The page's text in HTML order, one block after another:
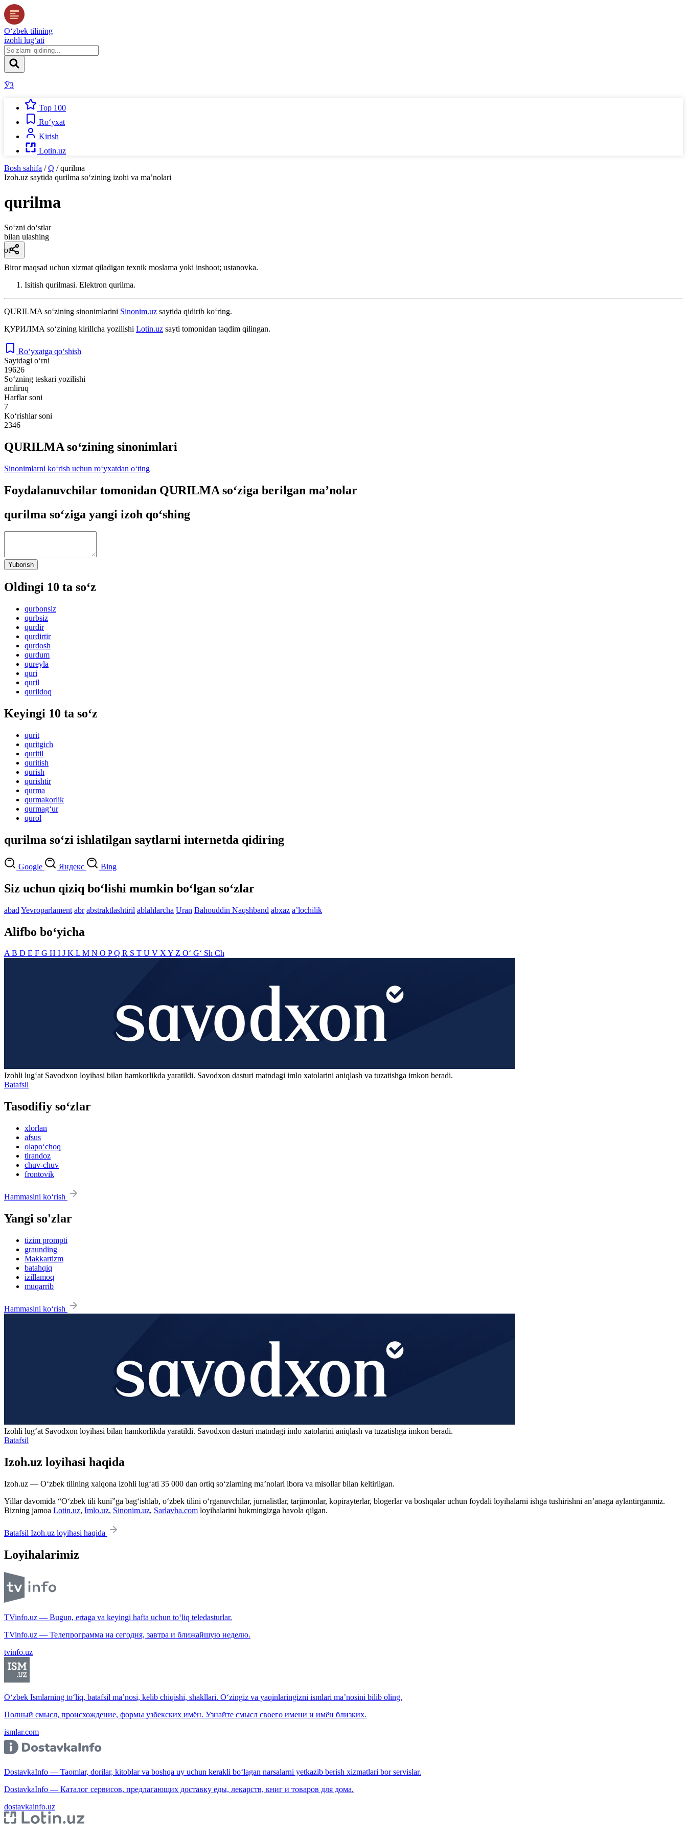
O‘zbek tilining
izohli lug‘ati
ЎЗ
Top 100
Ro‘yxat
Kirish
Lotin.uz
Bosh sahifa / Q / qurilma
Izoh.uz saytida qurilma so‘zining izohi va ma’nolari
qurilma
So‘zni do‘stlar
bilan ulashing
ot
Biror maqsad uchun xizmat qiladigan texnik moslama yoki inshoot; ustanovka.
Isitish qurilmasi. Elektron qurilma.
QURILMA so‘zining sinonimlarini Sinonim.uz saytida qidirib ko‘ring.
ҚУРИЛМА so‘zining kirillcha yozilishi Lotin.uz sayti tomonidan taqdim qilingan.
Ro‘yxatga qo‘shish
Saytdagi o‘rni
19626
So‘zning teskari yozilishi
amliruq
Harflar soni
7
Ko‘rishlar soni
2346
QURILMA so‘zining sinonimlari
Sinonimlarni ko‘rish uchun ro‘yxatdan o‘ting
Foydalanuvchilar tomonidan QURILMA so‘ziga berilgan ma’nolar
qurilma so‘ziga yangi izoh qo‘shing
Yuborish
Oldingi 10 ta so‘z
qurbonsiz
qurbsiz
qurdir
qurdirtir
qurdosh
qurdum
qureyla
quri
quril
qurildoq
Keyingi 10 ta so‘z
qurit
quritgich
quritil
quritish
qurish
qurishtir
qurma
qurmakorlik
qurmag‘ur
qurol
qurilma so‘zi ishlatilgan saytlarni internetda qidiring
Google Яндекс Bing
Siz uchun qiziq bo‘lishi mumkin bo‘lgan so‘zlar
abad Yevroparlament abr abstraktlashtiril ablahlarcha Uran Bahouddin Naqshband abxaz aʼlochilik
Alifbo bo‘yicha
AB D E F G H I J K L M N O PQ R S T U V XY Z O‘ G‘ Sh Ch
Izohli lugʻat Savodxon loyihasi bilan hamkorlikda yaratildi. Savodxon dasturi matndagi imlo xatolarini aniqlash va tuzatishga imkon beradi.
Batafsil
Tasodifiy so‘zlar
xlorlan
afsus
olapo‘choq
tirandoz
chuv-chuv
frontovik
Hammasini ko‘rish
Yangi so'zlar
tizim prompti
graunding
Makkartizm
batahqiq
izillamoq
muqarrib
Hammasini ko‘rish
Izohli lugʻat Savodxon loyihasi bilan hamkorlikda yaratildi. Savodxon dasturi matndagi imlo xatolarini aniqlash va tuzatishga imkon beradi.
Batafsil
Izoh.uz loyihasi haqida
Izoh.uz — O‘zbek tilining xalqona izohli lug‘ati 35 000 dan ortiq so‘zlarning ma’nolari ibora va misollar bilan keltirilgan.
Yillar davomida “O‘zbek tili kuni”ga bag‘ishlab, o‘zbek tilini o‘rganuvchilar, jurnalistlar, tarjimonlar, kopirayterlar, blogerlar va boshqalar uchun foydali loyihalarni ishga tushirishni an’anaga aylantirganmiz.
Bizning jamoa Lotin.uz, Imlo.uz, Sinonim.uz, Sarlavha.com loyihalarini hukmingizga havola qilgan.
Batafsil Izoh.uz loyihasi haqida
Loyihalarimiz
TVinfo.uz — Bugun, ertaga va keyingi hafta uchun to‘liq teledasturlar.
TVinfo.uz — Телепрограмма на сегодня, завтра и ближайшую неделю.
tvinfo.uz
O‘zbek Ismlarning to‘liq, batafsil ma’nosi, kelib chiqishi, shakllari. O‘zingiz va yaqinlaringizni ismlari ma’nosini bilib oling.
Полный смысл, происхождение, формы узбекских имён. Узнайте смысл своего имени и имён близких.
ismlar.com
DostavkaInfo — Taomlar, dorilar, kitoblar va boshqa uy uchun kerakli bo‘lagan narsalarni yetkazib berish xizmatlari bor servislar.
DostavkaInfo — Каталог сервисов, предлагающих доставку еды, лекарств, книг и товаров для дома.
dostavkainfo.uz